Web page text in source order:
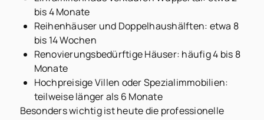
bis 4 Monate
Reihenhäuser und Doppelhaushälften: etwa 8
bis 14 Wochen
Renovierungsbedürftige Häuser: häufig 4 bis 8
Monate
Hochpreisige Villen oder Spezialimmobilien:
teilweise länger als 6 Monate
Besonders wichtig ist heute die professionelle